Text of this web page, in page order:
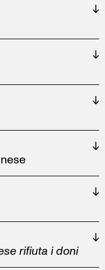
↓
↓
↓
↓
↓
↓
rifiuta i doni